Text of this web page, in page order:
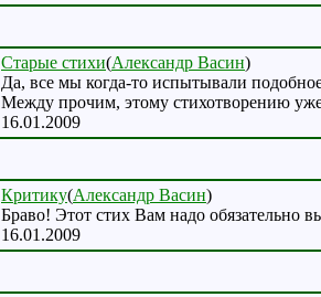
Старые стихи(Александр Васин)
Да, все мы когда-то испытывали
Между прочим, этому стихотворению
16.01.2009
Критику(Александр Васин)
Браво! Этот стих Вам надо обязательно
16.01.2009